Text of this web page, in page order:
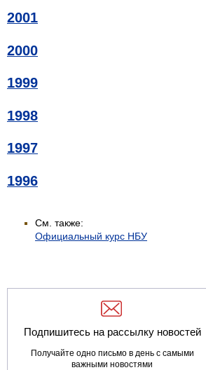
2001
2000
1999
1998
1997
1996
См. также:
Официальный курс НБУ
Подпишитесь на рассылку новостей
Получайте одно письмо в день с самыми
важными новостями